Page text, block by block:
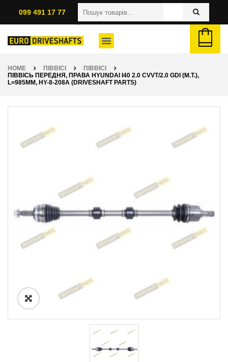
099 491 17 77
HOME ПІВВІСІ
ПІВВІСІ
ПІВВІСЬ ПЕРЕДНЯ, ПРАВА HYUNDAI I40 2.0 CVVT/2.0 GDI (M.T.),
L=985ММ, HY-8-208A (DRIVESHAFT PARTS)